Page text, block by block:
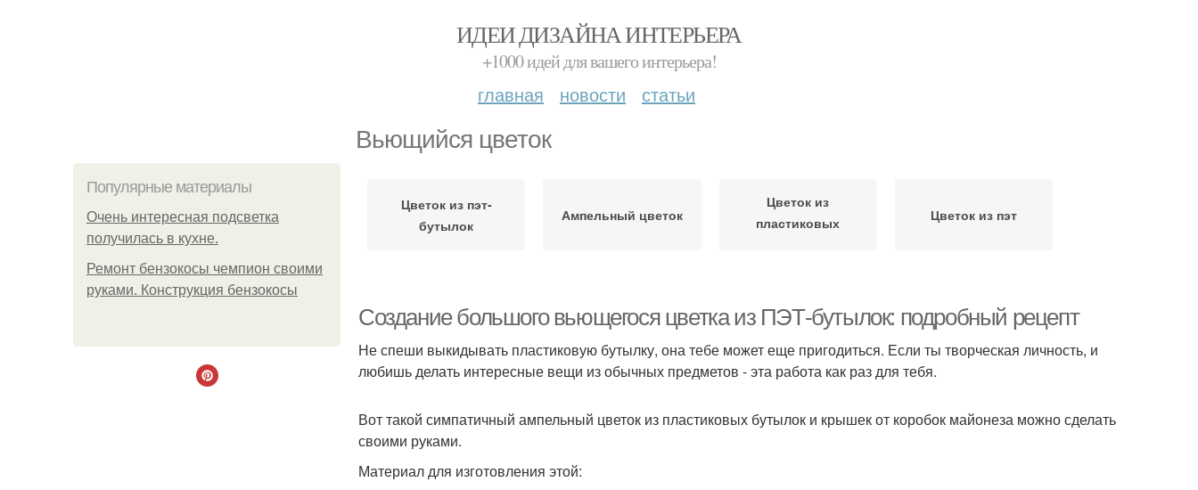
ИДЕИ ДИЗАЙНА ИНТЕРЬЕРА
+1000 идей для вашего интерьера!
главная новости статьи
Вьющийся цветок
Популярные материалы
Очень интересная подсветка
получилась в кухне.
Ремонт бензокосы чемпион своими
руками. Конструкция бензокосы
Цветок из пэт-
бутылок
Ампельный цветок
Цветок из
пластиковых
Цветок из пэт
Создание большого вьющегося цветка из ПЭТ-бутылок: подробный рецепт
Не спеши выкидывать пластиковую бутылку, она тебе может еще пригодиться. Если ты творческая личность, и
любишь делать интересные вещи из обычных предметов - эта работа как раз для тебя.
Вот такой симпатичный ампельный цветок из пластиковых бутылок и крышек от коробок майонеза можно сделать
своими руками.
Материал для изготовления этой: